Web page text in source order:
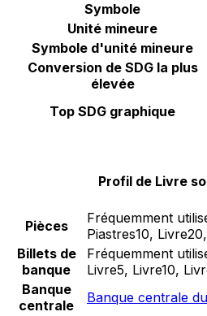
Symbole
Unité mineure
Symbole d'unité mineure
Conversion de SDG la plus
élevée
Top SDG graphique
Profil de Livre
Pièces Fréquemment
Piastres10,
Billets de
banque
Fréquemment
Livre5, Livre10,
Banque
centrale
Banque centrale